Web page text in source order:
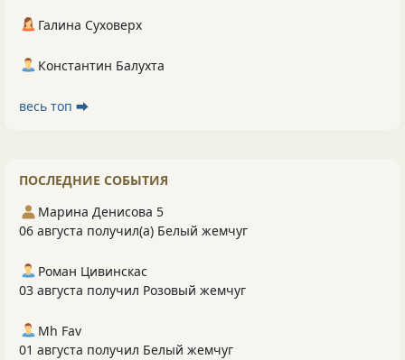
Галина Суховерх
Константин Балухта
весь топ ⮕
ПОСЛЕДНИЕ СОБЫТИЯ
Марина Денисова 5
06 августа получил(а) Белый жемчуг
Роман Цивинскас
03 августа получил Розовый жемчуг
Mh Fav
01 августа получил Белый жемчуг